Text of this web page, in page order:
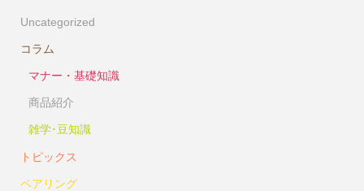
Uncategorized
コラム
マナー・基礎知識
商品紹介
雑学･豆知識
トピックス
ペアリング